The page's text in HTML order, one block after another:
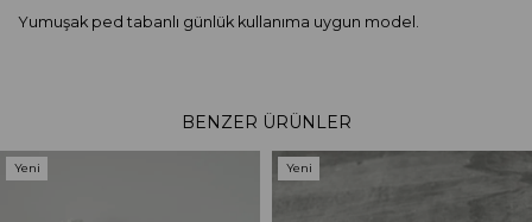
Yumuşak ped tabanlı günlük kullanıma uygun model.
BENZER ÜRÜNLER
Yeni
Yeni